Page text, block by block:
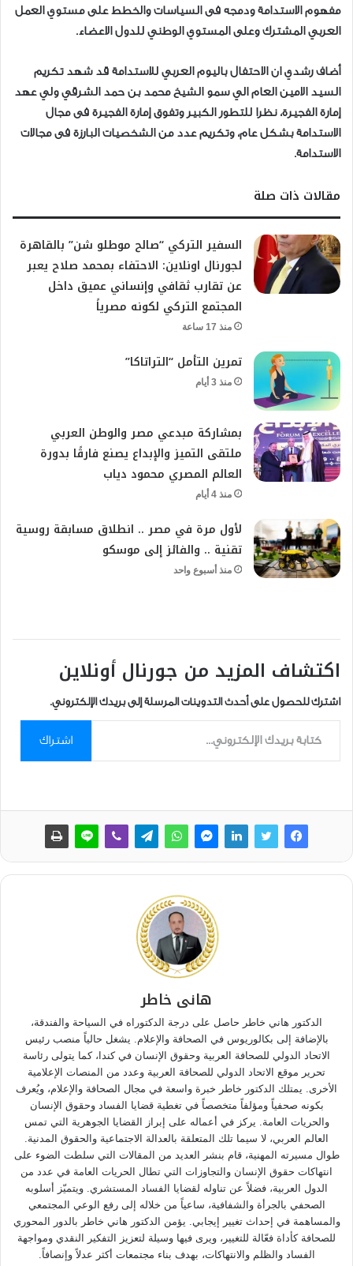
مفهوم الاستدامة ودمجه فى السياسات والخطط على مستوي العمل
العربي المشترك وعلى المستوي الوطني للدول الاعضاء.
أضاف رشدي ان الاحتفال باليوم العربي للاستدامة قد شهد تكريم
السيد الامين العام الي سمو الشيخ محمد بن حمد الشرقي ولي عهد
إمارة الفجيرة، نظرا للتطور الكبير وتفوق إمارة الفجيرة فى مجال
الاستدامة بشكل عام، وتكريم عدد من الشخصيات البارزة فى مجالات
الاستدامة.
مقالات ذات صلة
السفير التركي “صالح موطلو شن” بالقاهرة
لجورنال اونلاين: الاحتفاء بمحمد صلاح يعبر
عن تقارب ثقافي وإنساني عميق داخل
المجتمع التركي لكونه مصرياً
منذ 17 ساعة
تمرين التأمل “التراتاكا”
منذ 3 أيام
بمشاركة مبدعي مصر والوطن العربي
ملتقى التميز والإبداع يصنع فارقًا بدورة
العالم المصري محمود دياب
منذ 4 أيام
لأول مرة في مصر .. انطلاق مسابقة روسية
تقنية .. والفائز إلى موسكو
منذ أسبوع واحد
اكتشاف المزيد من جورنال أونلاين
اشترك للحصول على أحدث التدوينات المرسلة إلى بريدك الإلكتروني.
كتابة بريدك الإلكتروني...
اشتراك
هانى خاطر
الدكتور هاني خاطر حاصل على درجة الدكتوراه في السياحة والفندقة،
بالإضافة إلى بكالوريوس في الصحافة والإعلام. يشغل حالياً منصب رئيس
الاتحاد الدولي للصحافة العربية وحقوق الإنسان في كندا، كما يتولى رئاسة
تحرير موقع الاتحاد الدولي للصحافة العربية وعدد من المنصات الإعلامية
الأخرى. يمتلك الدكتور خاطر خبرة واسعة في مجال الصحافة والإعلام، ويُعرف
بكونه صحفياً ومؤلفاً متخصصاً في تغطية قضايا الفساد وحقوق الإنسان
والحريات العامة. يركز في أعماله على إبراز القضايا الجوهرية التي تمس
العالم العربي، لا سيما تلك المتعلقة بالعدالة الاجتماعية والحقوق المدنية.
طوال مسيرته المهنية، قام بنشر العديد من المقالات التي سلطت الضوء على
انتهاكات حقوق الإنسان والتجاوزات التي تطال الحريات العامة في عدد من
الدول العربية، فضلاً عن تناوله لقضايا الفساد المستشري. ويتميّز أسلوبه
الصحفي بالجرأة والشفافية، ساعياً من خلاله إلى رفع الوعي المجتمعي
والمساهمة في إحداث تغيير إيجابي. يؤمن الدكتور هاني خاطر بالدور المحوري
للصحافة كأداة فعّالة للتغيير، ويرى فيها وسيلة لتعزيز التفكير النقدي ومواجهة
الفساد والظلم والانتهاكات، بهدف بناء مجتمعات أكثر عدلاً وإنصافاً.